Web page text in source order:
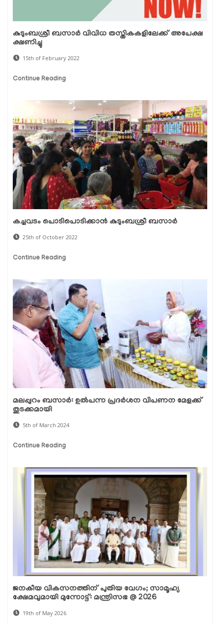
കുടുംബശ്രീ ബസാര്‍ വിവിധ തസ്തികകളിലേക്ക് അപേക്ഷ
ക്ഷണിച്ചു
15th of February 2022
Continue Reading
കച്ചവടം പൊടിപൊടിക്കാന്‍ കുടുംബശ്രീ ബസാര്‍
25th of October 2022
Continue Reading
മലപ്പുറം ബസാർ: ഉൽപന്ന പ്രദർശന വിപണന മേളക്ക്
തുടക്കമായി
5th of March 2024
Continue Reading
ജനകീയ വികസനത്തിന് പുതിയ വേഗം; സാമൂഹ്യ
ക്ഷേമവുമായി മുന്നോട്ട്: മന്ത്രിസഭ @ 2026
19th of May 2026